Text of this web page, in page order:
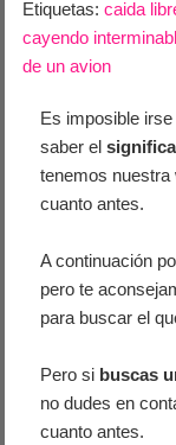
Etiquetas:caida
cayendo
de un avion
Es imposible
saber el
tenemos nuestra
cuanto antes.
A continuación
pero te
para buscar el
Pero si buscas
no dudes en
cuanto antes.